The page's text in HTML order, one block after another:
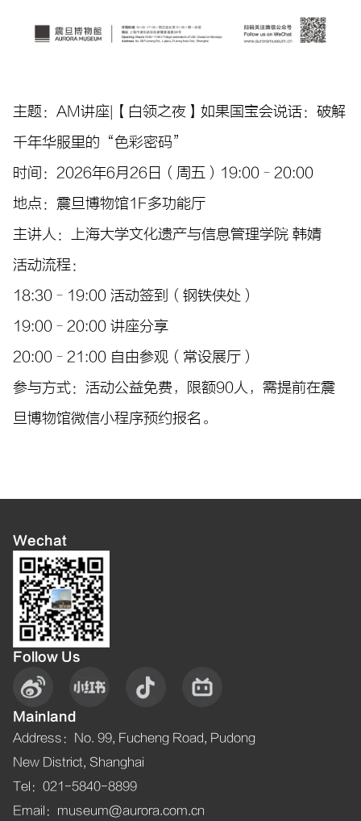
主题：AM讲座|【白领之夜】如果国宝会说话：破解
千年华服里的“色彩密码”
时间：2026年6月26日（周五）19:00–20:00
地点：震旦博物馆1F多功能厅
主讲人：上海大学文化遗产与信息管理学院 韩婧
活动流程：
18:30–19:00 活动签到（钢铁侠处）
19:00 –20:00 讲座分享
20:00–21:00 自由参观（常设展厅）
参与方式：活动公益免费，限额90人，需提前在震
旦博物馆微信小程序预约报名。
Wechat
Follow Us
Mainland
Address ：
No. 99, Fucheng Road, Pudong
New District, Shanghai
Tel ：021-5840-8899
Email ：museum@aurora.com.cn